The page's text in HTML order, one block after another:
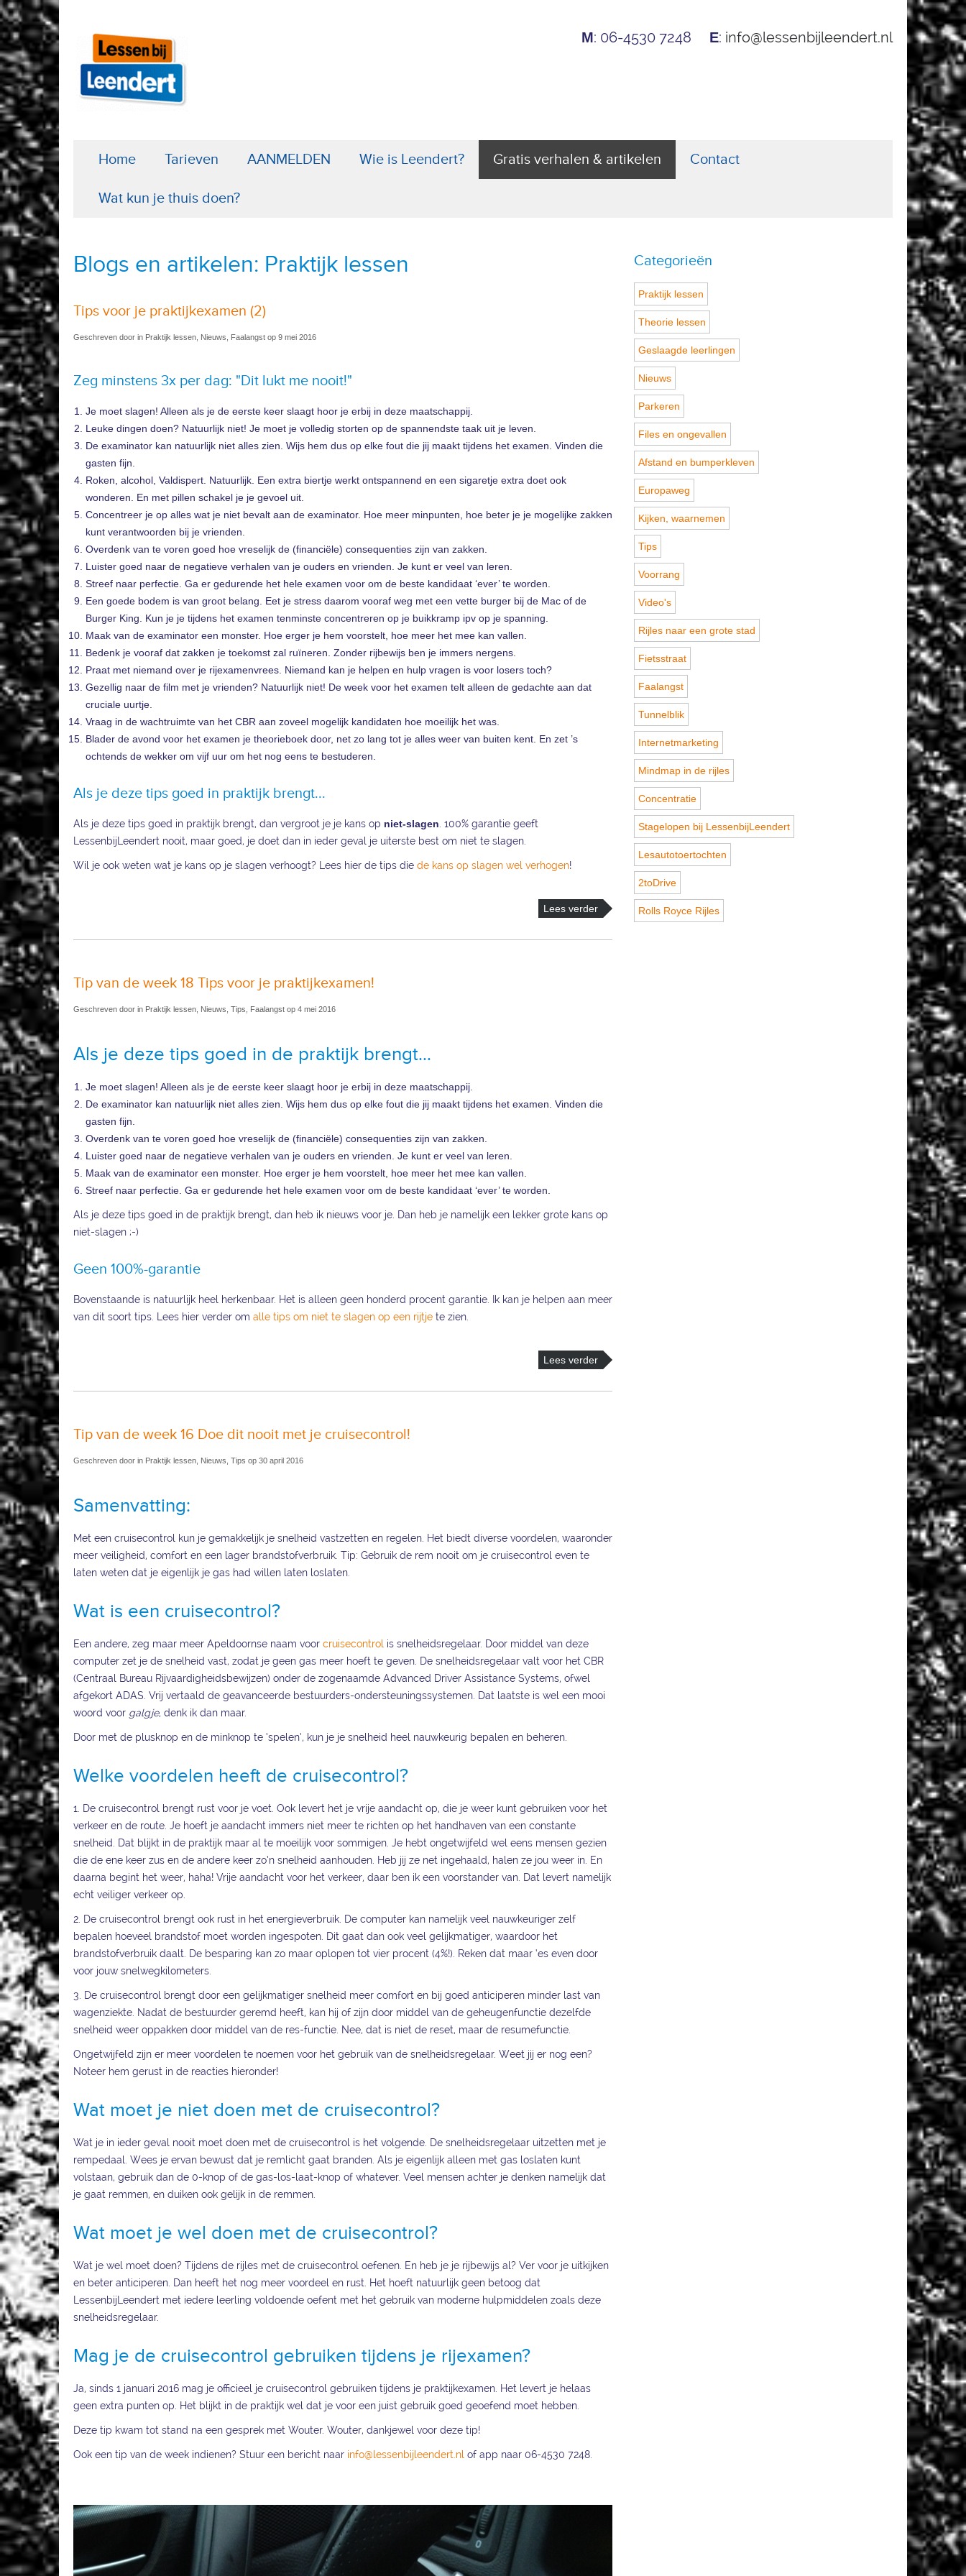
M: 06-4530 7248 E: info@lessenbijleendert.nl
Home Tarieven AANMELDEN Wie is Leendert? Gratis verhalen & artikelen Contact
Wat kun je thuis doen?
Blogs en artikelen: Praktijk lessen
Tips voor je praktijkexamen (2)
Geschreven door in Praktijk lessen, Nieuws, Faalangst op 9 mei 2016
Zeg minstens 3x per dag: "Dit lukt me nooit!"
Je moet slagen! Alleen als je de eerste keer slaagt hoor je erbij in deze maatschappij.
Leuke dingen doen? Natuurlijk niet! Je moet je volledig storten op de spannendste taak uit je leven.
De examinator kan natuurlijk niet alles zien. Wijs hem dus op elke fout die jij maakt tijdens het examen. Vinden die
gasten fijn.
Roken, alcohol, Valdispert. Natuurlijk. Een extra biertje werkt ontspannend en een sigaretje extra doet ook
wonderen. En met pillen schakel je je gevoel uit.
Concentreer je op alles wat je niet bevalt aan de examinator. Hoe meer minpunten, hoe beter je je mogelijke zakken
kunt verantwoorden bij je vrienden.
Overdenk van te voren goed hoe vreselijk de (financiële) consequenties zijn van zakken.
Luister goed naar de negatieve verhalen van je ouders en vrienden. Je kunt er veel van leren.
Streef naar perfectie. Ga er gedurende het hele examen voor om de beste kandidaat ‘ever’ te worden.
Een goede bodem is van groot belang. Eet je stress daarom vooraf weg met een vette burger bij de Mac of de
Burger King. Kun je je tijdens het examen tenminste concentreren op je buikkramp ipv op je spanning.
Maak van de examinator een monster. Hoe erger je hem voorstelt, hoe meer het mee kan vallen.
Bedenk je vooraf dat zakken je toekomst zal ruïneren. Zonder rijbewijs ben je immers nergens.
Praat met niemand over je rijexamenvrees. Niemand kan je helpen en hulp vragen is voor losers toch?
Gezellig naar de film met je vrienden? Natuurlijk niet! De week voor het examen telt alleen de gedachte aan dat
cruciale uurtje.
Vraag in de wachtruimte van het CBR aan zoveel mogelijk kandidaten hoe moeilijk het was.
Blader de avond voor het examen je theorieboek door, net zo lang tot je alles weer van buiten kent. En zet ’s
ochtends de wekker om vijf uur om het nog eens te bestuderen.
Als je deze tips goed in praktijk brengt...
Als je deze tips goed in praktijk brengt, dan vergroot je je kans op niet-slagen . 100% garantie geeft
LessenbijLeendert nooit, maar goed, je doet dan in ieder geval je uiterste best om niet te slagen.
Wil je ook weten wat je kans op je slagen verhoogt? Lees hier de tips die de kans op slagen wel verhogen!
Lees verder
Tip van de week 18 Tips voor je praktijkexamen!
Geschreven door in Praktijk lessen, Nieuws, Tips, Faalangst op 4 mei 2016
Als je deze tips goed in de praktijk brengt…
Je moet slagen! Alleen als je de eerste keer slaagt hoor je erbij in deze maatschappij.
De examinator kan natuurlijk niet alles zien. Wijs hem dus op elke fout die jij maakt tijdens het examen. Vinden die
gasten fijn.
Overdenk van te voren goed hoe vreselijk de (financiële) consequenties zijn van zakken.
Luister goed naar de negatieve verhalen van je ouders en vrienden. Je kunt er veel van leren.
Maak van de examinator een monster. Hoe erger je hem voorstelt, hoe meer het mee kan vallen.
Streef naar perfectie. Ga er gedurende het hele examen voor om de beste kandidaat ‘ever’ te worden.
Als je deze tips goed in de praktijk brengt, dan heb ik nieuws voor je. Dan heb je namelijk een lekker grote kans op
niet-slagen ;-)
Geen 100%-garantie
Bovenstaande is natuurlijk heel herkenbaar. Het is alleen geen honderd procent garantie. Ik kan je helpen aan meer
van dit soort tips. Lees hier verder om alle tips om niet te slagen op een rijtje te zien.
Lees verder
Tip van de week 16 Doe dit nooit met je cruisecontrol!
Geschreven door in Praktijk lessen, Nieuws, Tips op 30 april 2016
Samenvatting:
Met een cruisecontrol kun je gemakkelijk je snelheid vastzetten en regelen. Het biedt diverse voordelen, waaronder
meer veiligheid, comfort en een lager brandstofverbruik. Tip: Gebruik de rem nooit om je cruisecontrol even te
laten weten dat je eigenlijk je gas had willen laten loslaten.
Wat is een cruisecontrol?
Een andere, zeg maar meer Apeldoornse naam voor cruisecontrol is snelheidsregelaar. Door middel van deze
computer zet je de snelheid vast, zodat je geen gas meer hoeft te geven. De snelheidsregelaar valt voor het CBR
(Centraal Bureau Rijvaardigheidsbewijzen) onder de zogenaamde Advanced Driver Assistance Systems, ofwel
afgekort ADAS. Vrij vertaald de geavanceerde bestuurders-ondersteuningssystemen. Dat laatste is wel een mooi
woord voor galgje, denk ik dan maar.
Door met de plusknop en de minknop te ‘spelen’, kun je je snelheid heel nauwkeurig bepalen en beheren.
Welke voordelen heeft de cruisecontrol?
1. De cruisecontrol brengt rust voor je voet. Ook levert het je vrije aandacht op, die je weer kunt gebruiken voor het
verkeer en de route. Je hoeft je aandacht immers niet meer te richten op het handhaven van een constante
snelheid. Dat blijkt in de praktijk maar al te moeilijk voor sommigen. Je hebt ongetwijfeld wel eens mensen gezien
die de ene keer zus en de andere keer zo’n snelheid aanhouden. Heb jij ze net ingehaald, halen ze jou weer in. En
daarna begint het weer, haha! Vrije aandacht voor het verkeer, daar ben ik een voorstander van. Dat levert namelijk
echt veiliger verkeer op.
2. De cruisecontrol brengt ook rust in het energieverbruik. De computer kan namelijk veel nauwkeuriger zelf
bepalen hoeveel brandstof moet worden ingespoten. Dit gaat dan ook veel gelijkmatiger, waardoor het
brandstofverbruik daalt. De besparing kan zo maar oplopen tot vier procent (4%!). Reken dat maar ‘es even door
voor jouw snelwegkilometers.
3. De cruisecontrol brengt door een gelijkmatiger snelheid meer comfort en bij goed anticiperen minder last van
wagenziekte. Nadat de bestuurder geremd heeft, kan hij of zijn door middel van de geheugenfunctie dezelfde
snelheid weer oppakken door middel van de res-functie. Nee, dat is niet de reset, maar de resumefunctie.
Ongetwijfeld zijn er meer voordelen te noemen voor het gebruik van de snelheidsregelaar. Weet jij er nog een?
Noteer hem gerust in de reacties hieronder!
Wat moet je niet doen met de cruisecontrol?
Wat je in ieder geval nooit moet doen met de cruisecontrol is het volgende. De snelheidsregelaar uitzetten met je
rempedaal. Wees je ervan bewust dat je remlicht gaat branden. Als je eigenlijk alleen met gas loslaten kunt
volstaan, gebruik dan de 0-knop of de gas-los-laat-knop of whatever. Veel mensen achter je denken namelijk dat
je gaat remmen, en duiken ook gelijk in de remmen.
Wat moet je wel doen met de cruisecontrol?
Wat je wel moet doen? Tijdens de rijles met de cruisecontrol oefenen. En heb je je rijbewijs al? Ver voor je uitkijken
en beter anticiperen. Dan heeft het nog meer voordeel en rust. Het hoeft natuurlijk geen betoog dat
LessenbijLeendert met iedere leerling voldoende oefent met het gebruik van moderne hulpmiddelen zoals deze
snelheidsregelaar.
Mag je de cruisecontrol gebruiken tijdens je rijexamen?
Ja, sinds 1 januari 2016 mag je officieel je cruisecontrol gebruiken tijdens je praktijkexamen. Het levert je helaas
geen extra punten op. Het blijkt in de praktijk wel dat je voor een juist gebruik goed geoefend moet hebben.
Deze tip kwam tot stand na een gesprek met Wouter. Wouter, dankjewel voor deze tip!
Ook een tip van de week indienen? Stuur een bericht naar info@lessenbijleendert.nl of app naar 06-4530 7248.
Categorieën
Praktijk lessen
Theorie lessen
Geslaagde leerlingen
Nieuws
Parkeren
Files en ongevallen
Afstand en bumperkleven
Europaweg
Kijken, waarnemen
Tips
Voorrang
Video's
Rijles naar een grote stad
Fietsstraat
Faalangst
Tunnelblik
Internetmarketing
Mindmap in de rijles
Concentratie
Stagelopen bij LessenbijLeendert
Lesautotoertochten
2toDrive
Rolls Royce Rijles